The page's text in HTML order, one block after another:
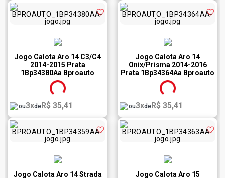
Jogo Calota Aro 14 C3/C4
2014-2015 Prata
1Bp34380Aa Bproauto
ou3xdeR$ 35,41
Jogo Calota Aro 14
Onix/Prisma 2014-2016
Prata 1Bp34364Aa Bproauto
ou3xdeR$ 35,41
Jogo Calota Aro 14 Strada
Jogo Calota Aro 15